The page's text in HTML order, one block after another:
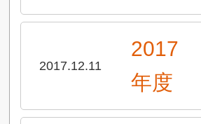
2017.12.11
2017
年度